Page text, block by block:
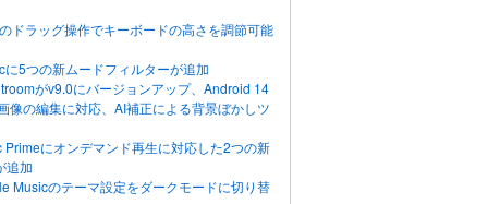
ドラッグ操作でキーボードの高さを調節可能
に5つの新ムードフィルターが追加
がv9.0にバージョンアップ、Android 14
像の編集に対応、AI補正による背景ぼかしツ
Primeにオンデマンド再生に対応した2つの新
追加
Musicのテーマ設定をダークモードに切り替